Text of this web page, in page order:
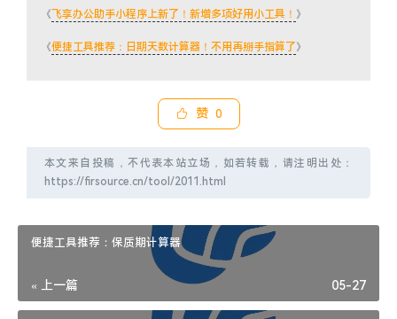
《飞享办公助手小程序上新了！新增多项好用小工具！ 》
《便捷工具推荐：日期天数计算器！不用再掰手指算了》
赞 0
本文来自投稿，不代表本站立场，如若转载，请注明出处：
https://firsource.cn/tool/2011.html
便捷工具推荐：保质期计算器
« 上一篇 05-27